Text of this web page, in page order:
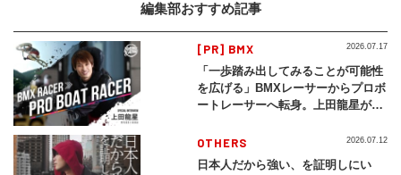
編集部おすすめ記事
[PR] BMX
「一歩踏み出してみることが可能性
を広げる」BMXレーサーからプロボ
ートレーサーへ転身。上田龍星が体
2026.07.17
OTHERS
日本人だから強い、を証明しにい
2026.07.12